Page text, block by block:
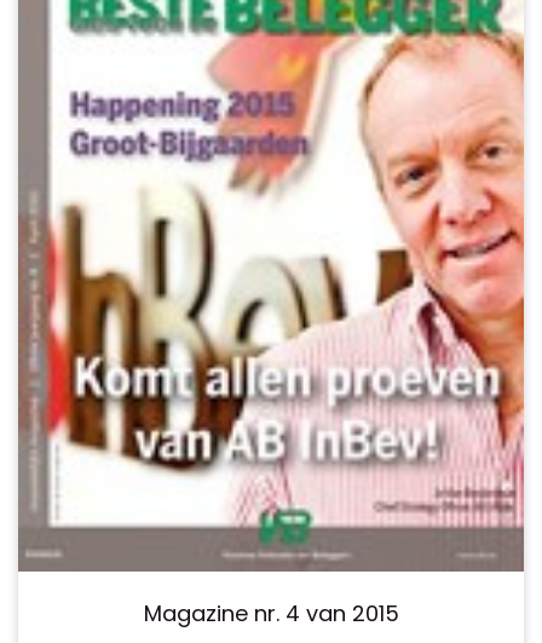
Magazine nr. 4 van 2015